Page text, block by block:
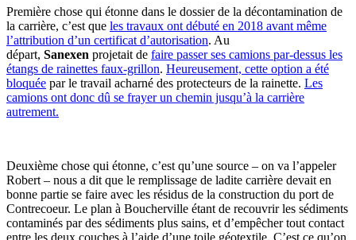
Première chose qui étonne dans le dossier de la décontamination de
la carrière, c’est que les travaux ont débuté en 2018 avant même
l’attribution d’un certificat d’autorisation. Au
départ, Sanexen projetait de faire passer ses camions par-dessus les
étangs de rainettes faux-grillon. Heureusement, cette option a été
bloquée par le travail acharné des protecteurs de la rainette. Les
camions ont donc dû se frayer un chemin jusqu’à la carrière
autrement.
Deuxième chose qui étonne, c’est qu’une source – on va l’appeler
Robert – nous a dit que le remplissage de ladite carrière devait en
bonne partie se faire avec les résidus de la construction du port de
Contrecoeur. Le plan à Boucherville étant de recouvrir les sédiments
contaminés par des sédiments plus sains, et d’empêcher tout contact
entre les deux couches à l’aide d’une toile géotextile. C’est ce qu’on